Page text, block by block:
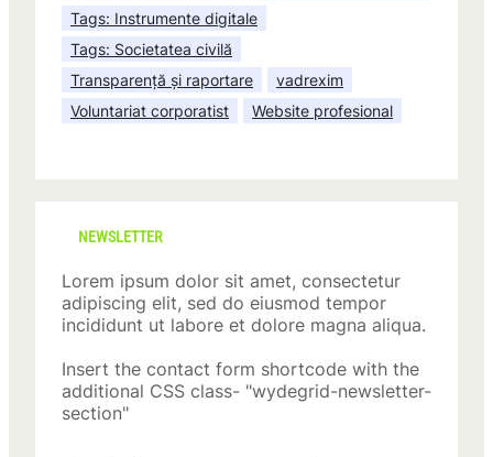
Tags: Instrumente digitale
Tags: Societatea civilă
Transparență și raportare
vadrexim
Voluntariat corporatist
Website profesional
NEWSLETTER
Lorem ipsum dolor sit amet, consectetur
adipiscing elit, sed do eiusmod tempor
incididunt ut labore et dolore magna aliqua.
Insert the contact form shortcode with the
additional CSS class- "wydegrid-newsletter-
section"